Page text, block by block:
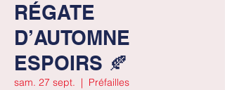
RÉGATE
D’AUTOMNE
ESPOIRS 🍂
sam. 27 sept.
  |
Préfailles